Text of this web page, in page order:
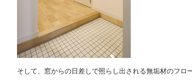
そして、窓からの日差しで照らし出される無垢材のフロ